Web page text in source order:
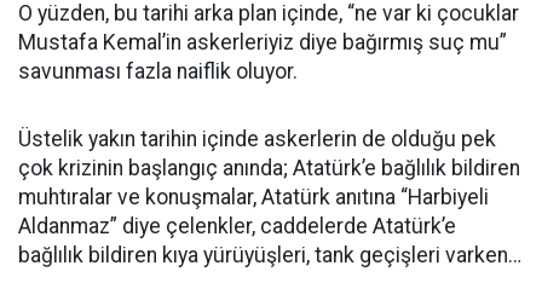
O yüzden, bu tarihi arka plan içinde, “ne var ki çocuklar
Mustafa Kemal’in askerleriyiz diye bağırmış suç mu”
savunması fazla naiflik oluyor.
Üstelik yakın tarihin içinde askerlerin de olduğu pek
çok krizinin başlangıç anında; Atatürk’e bağlılık bildiren
muhtıralar ve konuşmalar, Atatürk anıtına “Harbiyeli
Aldanmaz” diye çelenkler, caddelerde Atatürk’e
bağlılık bildiren kıya yürüyüşleri, tank geçişleri varken…